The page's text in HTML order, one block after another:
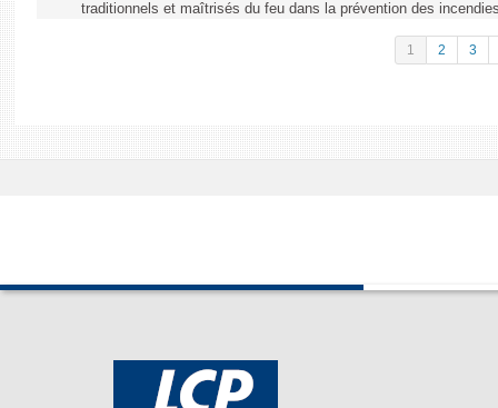
traditionnels et maîtrisés du feu dans la prévention des
1 2 3